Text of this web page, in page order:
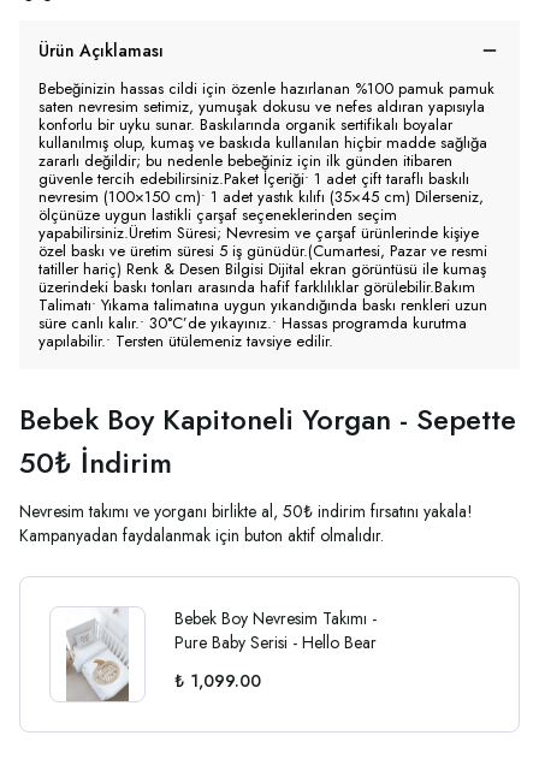
Ürün Açıklaması
Bebeğinizin hassas cildi için özenle hazırlanan %100 pamuk pamuk
saten nevresim setimiz, yumuşak dokusu ve nefes aldıran yapısıyla
konforlu bir uyku sunar. Baskılarında organik sertifikalı boyalar
kullanılmış olup, kumaş ve baskıda kullanılan hiçbir madde sağlığa
zararlı değildir; bu nedenle bebeğiniz için ilk günden itibaren
güvenle tercih edebilirsiniz.Paket İçeriği• 1 adet çift taraflı baskılı
nevresim (100×150 cm)• 1 adet yastık kılıfı (35×45 cm) Dilerseniz,
ölçünüze uygun lastikli çarşaf seçeneklerinden seçim
yapabilirsiniz.Üretim Süresi; Nevresim ve çarşaf ürünlerinde kişiye
özel baskı ve üretim süresi 5 iş günüdür.(Cumartesi, Pazar ve resmi
tatiller hariç) Renk & Desen Bilgisi Dijital ekran görüntüsü ile kumaş
üzerindeki baskı tonları arasında hafif farklılıklar görülebilir.Bakım
Talimatı• Yıkama talimatına uygun yıkandığında baskı renkleri uzun
süre canlı kalır.• 30°C’de yıkayınız.• Hassas programda kurutma
yapılabilir.• Tersten ütülemeniz tavsiye edilir.
Bebek Boy Kapitoneli Yorgan - Sepette
50₺ İndirim
Nevresim takımı ve yorganı birlikte al, 50₺ indirim fırsatını yakala!
Kampanyadan faydalanmak için buton aktif olmalıdır.
Bebek Boy Nevresim Takımı -
Pure Baby Serisi - Hello Bear
₺ 1,099.00